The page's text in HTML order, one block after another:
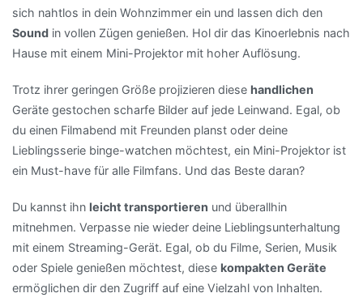
sich nahtlos in dein Wohnzimmer ein und lassen dich den
Sound in vollen Zügen genießen. Hol dir das Kinoerlebnis nach
Hause mit einem Mini-Projektor mit hoher Auflösung.
Trotz ihrer geringen Größe projizieren diese handlichen
Geräte gestochen scharfe Bilder auf jede Leinwand. Egal, ob
du einen Filmabend mit Freunden planst oder deine
Lieblingsserie binge-watchen möchtest, ein Mini-Projektor ist
ein Must-have für alle Filmfans. Und das Beste daran?
Du kannst ihn leicht transportieren und überallhin
mitnehmen. Verpasse nie wieder deine Lieblingsunterhaltung
mit einem Streaming-Gerät. Egal, ob du Filme, Serien, Musik
oder Spiele genießen möchtest, diese kompakten Geräte
ermöglichen dir den Zugriff auf eine Vielzahl von Inhalten.